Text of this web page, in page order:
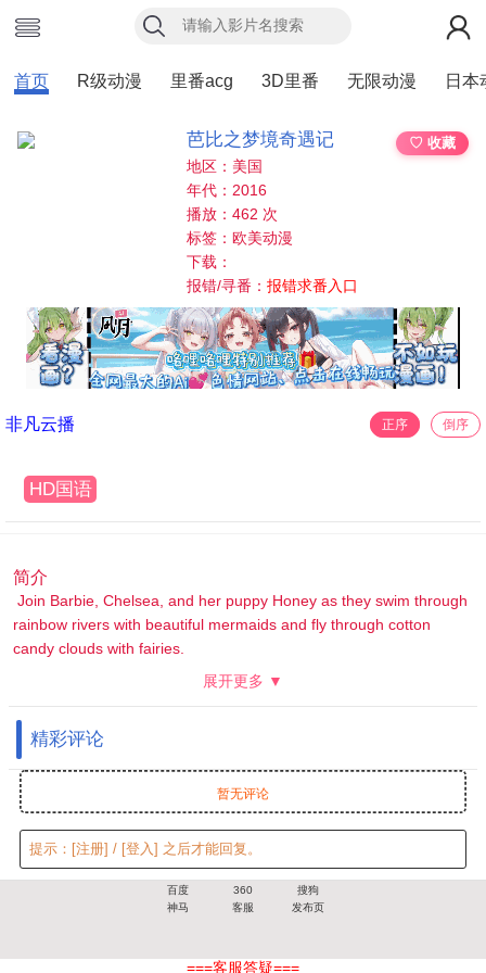
首页 R级动漫 里番acg 3D里番 无限动漫 日本
芭比之梦境奇遇记
♡ 收藏
地区：美国
年代：2016
播放：462 次
标签：欧美动漫
下载：
报错/寻番：报错求番入口
非凡云播 正序 倒序
HD国语
简介
Join Barbie, Chelsea, and her puppy Honey as they swim through
rainbow rivers with beautiful mermaids and fly through cotton
candy clouds with fairies.
展开更多 ▼
精彩评论
暂无评论
提示： [注册] / [登入] 之后才能回复。
百度 360
搜狗
神马
客服 发布页
===客服答疑===